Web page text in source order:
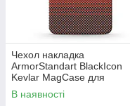
Чехол накладка
ArmorStandart BlackIcon
Kevlar MagCase для
Samsung S26 Sunset
(ARM90156)
В наявності